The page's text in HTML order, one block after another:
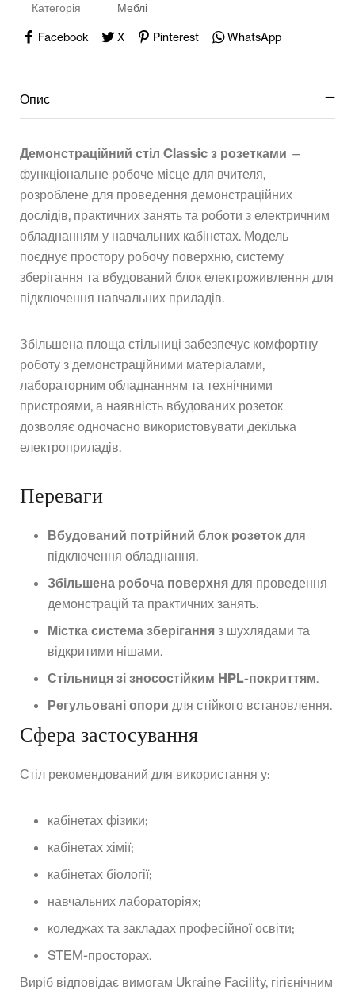
Категорія Меблі
Facebook X Pinterest WhatsApp
Опис
Демонстраційний стіл Classic з розетками —
функціональне робоче місце для вчителя,
розроблене для проведення демонстраційних
дослідів, практичних занять та роботи з електричним
обладнанням у навчальних кабінетах. Модель
поєднує простору робочу поверхню, систему
зберігання та вбудований блок електроживлення для
підключення навчальних приладів.
Збільшена площа стільниці забезпечує комфортну
роботу з демонстраційними матеріалами,
лабораторним обладнанням та технічними
пристроями, а наявність вбудованих розеток
дозволяє одночасно використовувати декілька
електроприладів.
Переваги
Вбудований потрійний блок розеток для
підключення обладнання.
Збільшена робоча поверхня для проведення
демонстрацій та практичних занять.
Містка система зберігання з шухлядами та
відкритими нішами.
Стільниця зі зносостійким HPL-покриттям.
Регульовані опори для стійкого встановлення.
Сфера застосування
Стіл рекомендований для використання у:
кабінетах фізики;
кабінетах хімії;
кабінетах біології;
навчальних лабораторіях;
коледжах та закладах професійної освіти;
STEM-просторах.
Виріб відповідає вимогам Ukraine Facility, гігієнічним